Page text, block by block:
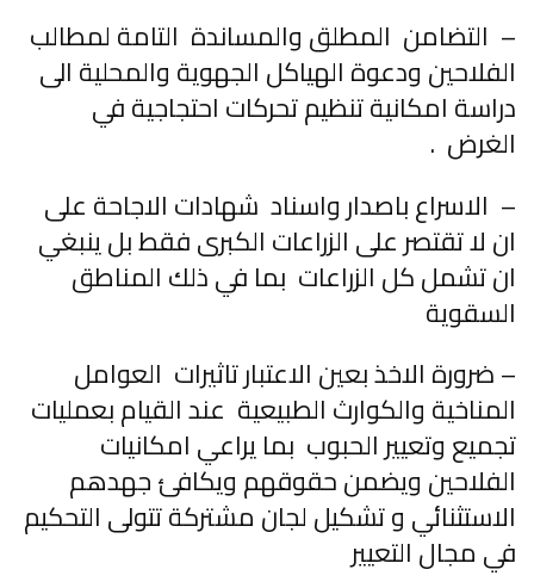
– التضامن المطلق والمساندة التامة لمطالب
الفلاحين ودعوة الهياكل الجهوية والمحلية الى
دراسة امكانية تنظيم تحركات احتجاجية في
الغرض .
– الاسراع باصدار واسناد شهادات الاجاحة على
ان لا تقتصر على الزراعات الكبرى فقط بل ينبغي
ان تشمل كل الزراعات بما في ذلك المناطق
السقوية
– ضرورة الاخذ بعين الاعتبار تاثيرات العوامل
المناخية والكوارث الطبيعية عند القيام بعمليات
تجميع وتعيير الحبوب بما يراعي امكانيات
الفلاحين ويضمن حقوقهم ويكافئ جهدهم
الاستثنائي و تشكيل لجان مشتركة تتولى التحكيم
في مجال التعيير